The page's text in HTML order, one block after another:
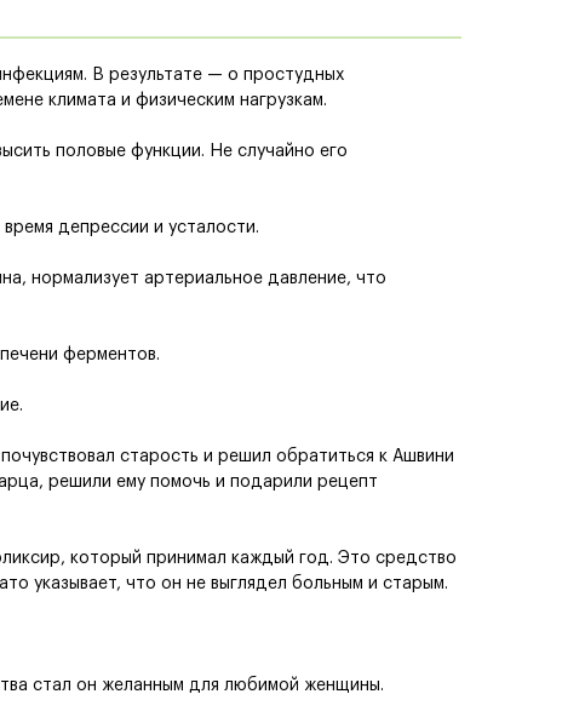
В результате — о простудных
климата и физическим нагрузкам.
половые функции. Не случайно его
депрессии и усталости.
нормализует артериальное давление, что
ферментов.
старость и решил обратиться к Ашвини
решили ему помочь и подарили рецепт
который принимал каждый год. Это средство
указывает, что он не выглядел больным и старым.
стал он желанным для любимой женщины.